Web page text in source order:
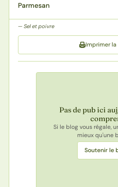
Parmesan
Sel et poivre
Imprimer
Pas de pub ici
Si le blog vous régale,
mieux qu'une
Soutenir le